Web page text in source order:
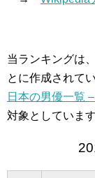
当ランキングは
とに作成されてい
日本の男優一覧
対象としています